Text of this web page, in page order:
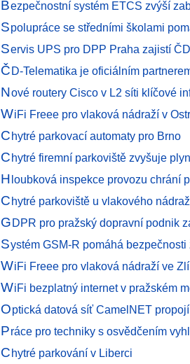
Bezpečnostní systém ETCS zvýší
Spolupráce se středními školami
Servis UPS pro DPP Praha zajistí
ČD-Telematika je oficiálním
Nové routery Cisco v L2 síti klíčové
WiFi Freee pro vlaková nádraží v
Chytré parkovací automaty pro Brno
Chytré firemní parkoviště zvyšuje
Hloubková inspekce provozu chrání
Chytré parkoviště u vlakového
GDPR pro pražský dopravní podnik
Systém GSM-R pomáhá
WiFi Freee pro vlaková nádraží ve
WiFi bezplatný internet v pražském
Optická datová síť CamelNET
Práce pro techniky s osvědčením
Chytré parkování v Liberci